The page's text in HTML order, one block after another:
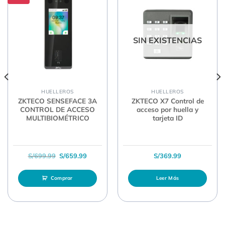
HUELLEROS
ZKTECO SENSEFACE 3A
CONTROL DE ACCESO
MULTIBIOMÉTRICO
S/699.99 El precio original era: S/699.99.
S/659.99El precio actual es: S/659.99.
Comprar
SIN EXISTENCIAS
HUELLEROS
ZKTECO X7 Control de
acceso por huella y
tarjeta ID
S/369.99
Leer Más